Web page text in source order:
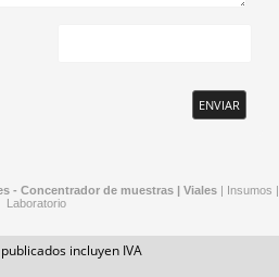
ENVIAR
- Concentrador de muestras | Viales| Insumos |
Laboratorio
incluyen IVA